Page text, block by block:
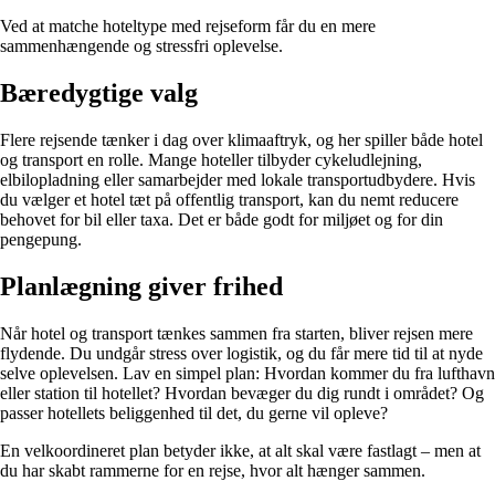
Ved at matche hoteltype med rejseform får du en mere
sammenhængende og stressfri oplevelse.
Bæredygtige valg
Flere rejsende tænker i dag over klimaaftryk, og her spiller både hotel
og transport en rolle. Mange hoteller tilbyder cykeludlejning,
elbilopladning eller samarbejder med lokale transportudbydere. Hvis
du vælger et hotel tæt på offentlig transport, kan du nemt reducere
behovet for bil eller taxa. Det er både godt for miljøet og for din
pengepung.
Planlægning giver frihed
Når hotel og transport tænkes sammen fra starten, bliver rejsen mere
flydende. Du undgår stress over logistik, og du får mere tid til at nyde
selve oplevelsen. Lav en simpel plan: Hvordan kommer du fra lufthavn
eller station til hotellet? Hvordan bevæger du dig rundt i området? Og
passer hotellets beliggenhed til det, du gerne vil opleve?
En velkoordineret plan betyder ikke, at alt skal være fastlagt – men at
du har skabt rammerne for en rejse, hvor alt hænger sammen.